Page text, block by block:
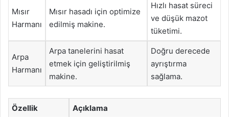
Mısır
Harmanı
Mısır hasadı için optimize
edilmiş makine.
Hızlı hasat süreci
ve düşük mazot
tüketimi.
Arpa
Harmanı
Arpa tanelerini hasat
etmek için geliştirilmiş
makine.
Doğru derecede
ayrıştırma
sağlama.
Özellik Açıklama